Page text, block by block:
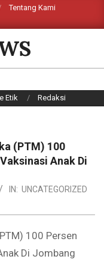
Tentang Kami
Etik Redaksi
(PTM) 100
Anak Di
IN: UNCATEGORIZED
100 Persen
Di Jombang